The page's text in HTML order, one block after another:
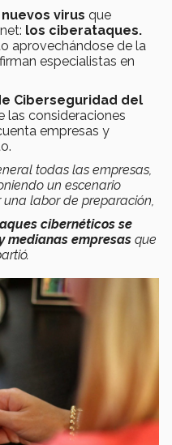
nuevos virus que
los ciberataques.
aprovechándose de la
especialistas en
Ciberseguridad del
las consideraciones
empresas y
todas las empresas,
un escenario
labor de preparación,
cibernéticos se
medianas empresas que